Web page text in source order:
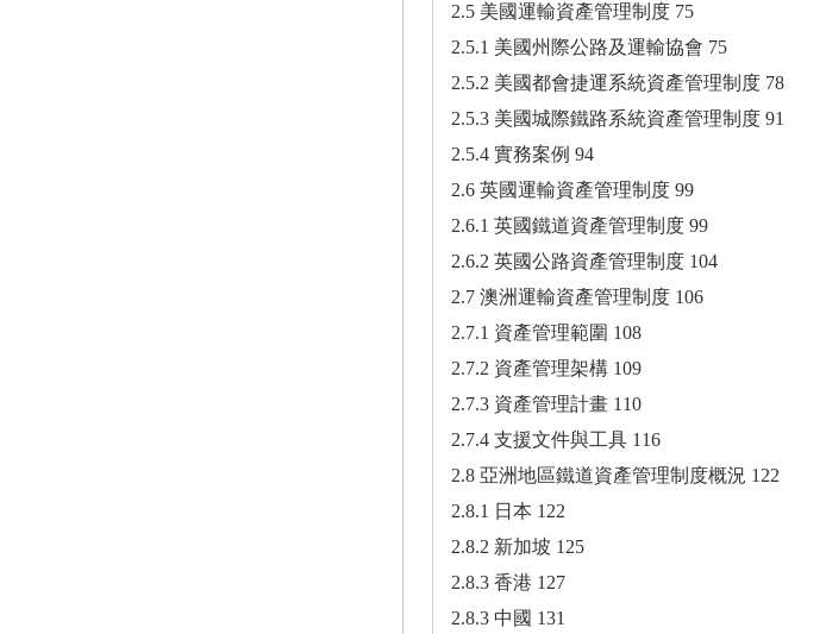
2.5 美國運輸資產管理制度 75
2.5.1 美國州際公路及運輸協會 75
2.5.2 美國都會捷運系統資產管理制度 78
2.5.3 美國城際鐵路系統資產管理制度 91
2.5.4 實務案例 94
2.6 英國運輸資產管理制度 99
2.6.1 英國鐵道資產管理制度 99
2.6.2 英國公路資產管理制度 104
2.7 澳洲運輸資產管理制度 106
2.7.1 資產管理範圍 108
2.7.2 資產管理架構 109
2.7.3 資產管理計畫 110
2.7.4 支援文件與工具 116
2.8 亞洲地區鐵道資產管理制度概況 122
2.8.1 日本 122
2.8.2 新加坡 125
2.8.3 香港 127
2.8.3 中國 131